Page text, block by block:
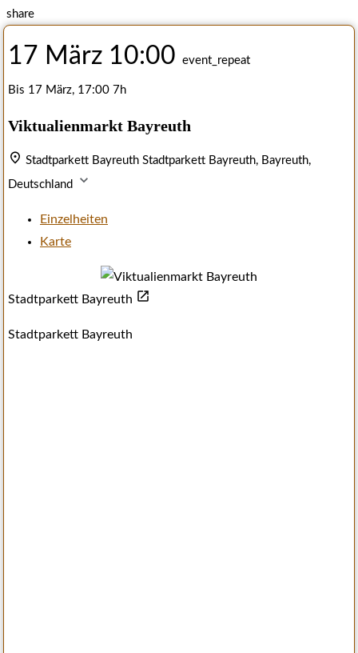
share
17 März 10:00 event_repeat
Bis 17 März, 17:00 7h
Viktualienmarkt Bayreuth
Stadtparkett Bayreuth Stadtparkett Bayreuth, Bayreuth,
Deutschland
Einzelheiten
Karte
Stadtparkett Bayreuth
Stadtparkett Bayreuth